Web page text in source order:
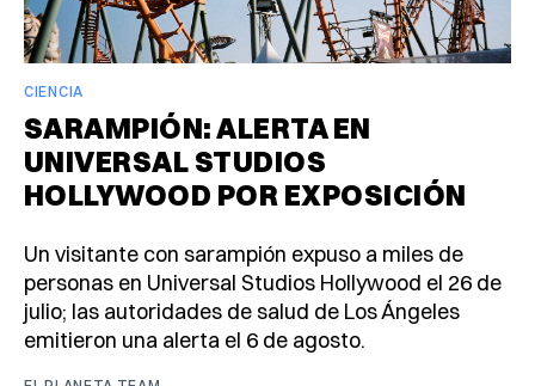
CIENCIA
SARAMPIÓN: ALERTA EN
UNIVERSAL STUDIOS
HOLLYWOOD POR EXPOSICIÓN
Un visitante con sarampión expuso a miles de
personas en Universal Studios Hollywood el 26 de
julio; las autoridades de salud de Los Ángeles
emitieron una alerta el 6 de agosto.